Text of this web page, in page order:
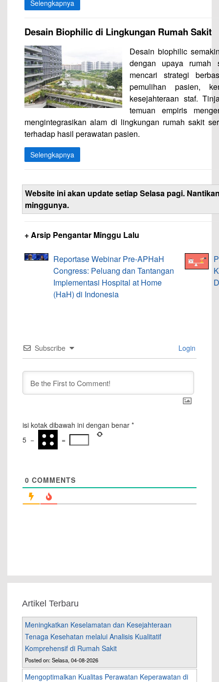
Selengkapnya
Desain Biophilic di Lingkungan Rumah Sakit
Desain biophilic
dengan upaya rumah
mencari strategi
pemulihan pasien,
kesejahteraan staf.
temuan empiris
mengintegrasikan alam di lingkungan rumah sakit
terhadap hasil perawatan pasien.
Selengkapnya
Website ini akan update setiap Selasa pagi.
minggunya.
+ Arsip Pengantar Minggu Lalu
Reportase Webinar Pre-APHaH
Congress: Peluang dan Tantangan
Implementasi Hospital at Home
(HaH) di Indonesia
Subscribe Login
isi kotak dibawah ini dengan benar *
5 − =
0 COMMENTS
Artikel Terbaru
Meningkatkan Keselamatan dan Kesejahteraan
Tenaga Kesehatan melalui Analisis Kualitatif
Komprehensif di Rumah Sakit
Posted on: Selasa, 04-08-2026
Mengoptimalkan Kualitas Perawatan Keperawatan di